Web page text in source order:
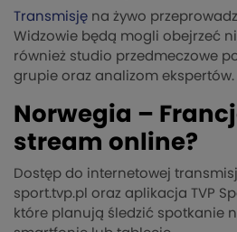
Transmisję na żywo
Widzowie będą mogli obejrzeć
również studio przedmeczowe
grupie oraz analizom ekspertów.
Norwegia –
stream online?
Dostęp do internetowej
sport.tvp.pl oraz aplikacja TVP
które planują śledzić spotkanie